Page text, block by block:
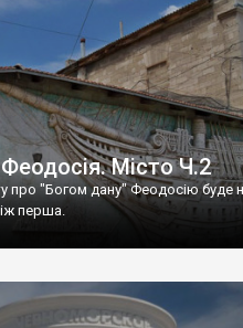
Місто Ч.2
про "Богом дану" Феодосію буде
перша.